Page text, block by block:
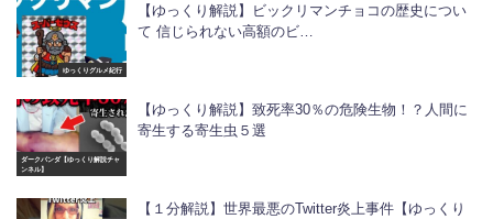
ゆっくりグルメ紀行
【ゆっくり解説】ビックリマンチョコの歴史につい
て 信じられない高額のビ…
ダークパンダ【ゆっくり解説チャ
ンネル】
【ゆっくり解説】致死率30％の危険生物！？人間に
寄生する寄生虫５選
【１分解説】世界最悪のTwitter炎上事件【ゆっくり